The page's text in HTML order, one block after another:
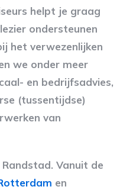
helpt je graag
ondersteunen
het verwezenlijken
we onder meer
en bedrijfsadvies,
(tussentijdse)
van
Vanuit de
en